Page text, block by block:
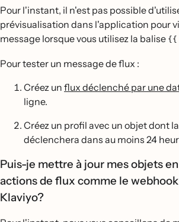
Pour l'instant, il n'est pas possible
prévisualisation dans l'application pour
message lorsque vous utilisez la balise {{
Pour tester un message de flux :
Créez un flux déclenché par une
ligne.
Créez un profil avec un objet dont
déclenchera dans au moins 24
Puis-je mettre à jour mes objets
actions de flux comme le
Klaviyo?